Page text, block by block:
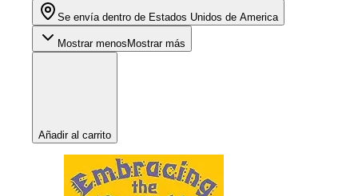
Se envía dentro de Estados Unidos de America
Mostrar menosMostrar más
Añadir al carrito